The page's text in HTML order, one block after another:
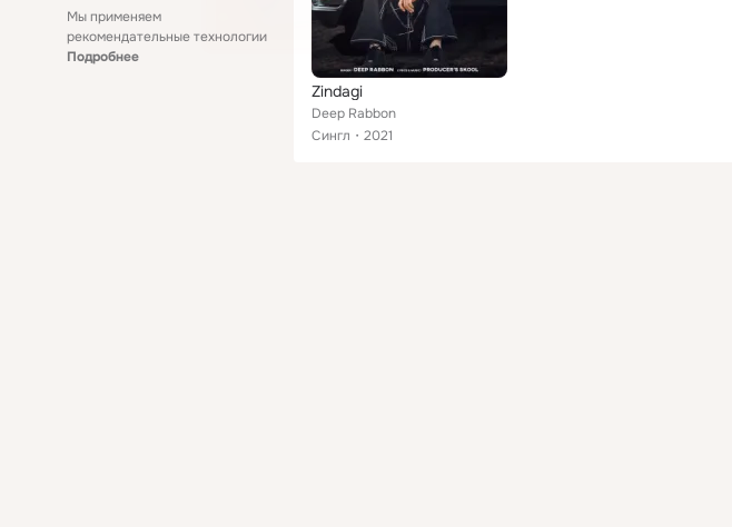
Мы применяем
рекомендательные технологии
Подробнее
Zindagi
Deep Rabbon
Сингл
2021